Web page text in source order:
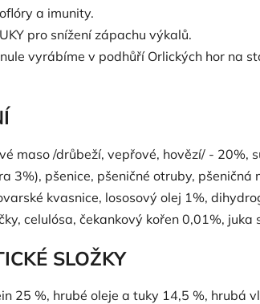
a imunity.
pro snížení zápachu výkalů.
vyrábíme v podhůří Orlických hor na
maso /drůbeží, vepřové, hovězí/ - 20%,
3%), pšenice, pšeničné otruby, pšeničná
kvasnice, lososový olej 1%,
celulósa, čekankový kořen 0,01%,
SLOŽKY
25 %, hrubé oleje a tuky 14,5 %, hrubá